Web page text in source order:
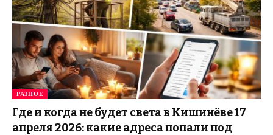
РАЗНОЕ
Где и когда не будет света в Кишинёве 17
апреля 2026: какие адреса попали под